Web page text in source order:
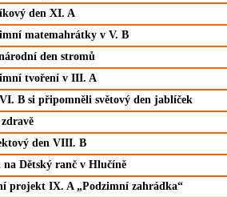
den XI. A
matemahrátky v V. B
den stromů
tvoření v III. A
B si připomněli světový den jablíček
den VIII. B
Dětský ranč v Hlučíně
projekt IX. A „Podzimní zahrádka“